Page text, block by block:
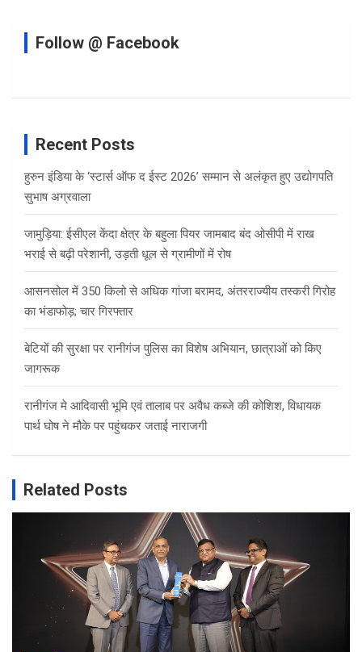
Follow @ Facebook
Recent Posts
हुरुन इंडिया के ‘स्टार्स ऑफ द ईस्ट 2026’ सम्मान से अलंकृत हुए उद्योगपति
सुभाष अग्रवाला
जामुड़िया: ईसीएल केंदा क्षेत्र के बहुला पियर जामबाद बंद ओसीपी में राख
भराई से बढ़ी परेशानी, उड़ती धूल से ग्रामीणों में रोष
आसनसोल में 350 किलो से अधिक गांजा बरामद, अंतरराज्यीय तस्करी गिरोह
का भंडाफोड़; चार गिरफ्तार
बेटियों की सुरक्षा पर रानीगंज पुलिस का विशेष अभियान, छात्राओं को किए
जागरूक
रानीगंज मे आदिवासी भूमि एवं तालाब पर अवैध कब्जे की कोशिश, विधायक
पार्थ घोष ने मौके पर पहुंचकर जताई नाराजगी
Related Posts